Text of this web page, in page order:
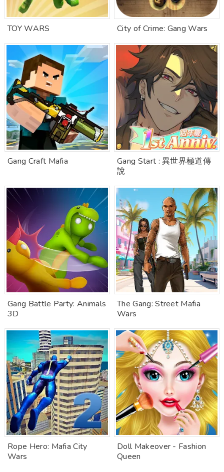
TOY WARS City of Crime: Gang Wars
Gang Craft Mafia
Gang Start : 異世界極道傳
說
Gang Battle Party: Animals
3D
The Gang: Street Mafia
Wars
Rope Hero: Mafia City
Wars
Doll Makeover - Fashion
Queen